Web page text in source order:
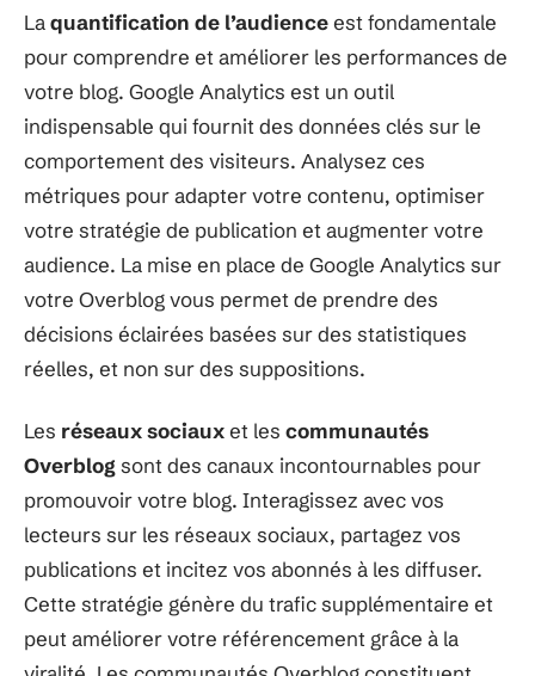
Laquantification de l’audienceest fondamentale
pour comprendre et améliorer les performances de
votre blog. Google Analytics est un outil
indispensable qui fournit des données clés sur le
comportement des visiteurs. Analysez ces
métriques pour adapter votre contenu, optimiser
votre stratégie de publication et augmenter votre
audience. La mise en place de Google Analytics sur
votre Overblog vous permet de prendre des
décisions éclairées basées sur des statistiques
réelles, et non sur des suppositions.
Les réseaux sociauxet les communautés
Overblog sont des canaux incontournables pour
promouvoir votre blog. Interagissez avec vos
lecteurs sur les réseaux sociaux, partagez vos
publications et incitez vos abonnés à les diffuser.
Cette stratégie génère du trafic supplémentaire et
peut améliorer votre référencement grâce à la